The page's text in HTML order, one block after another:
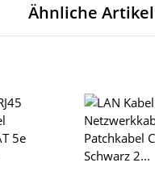
Ähnliche Artikel